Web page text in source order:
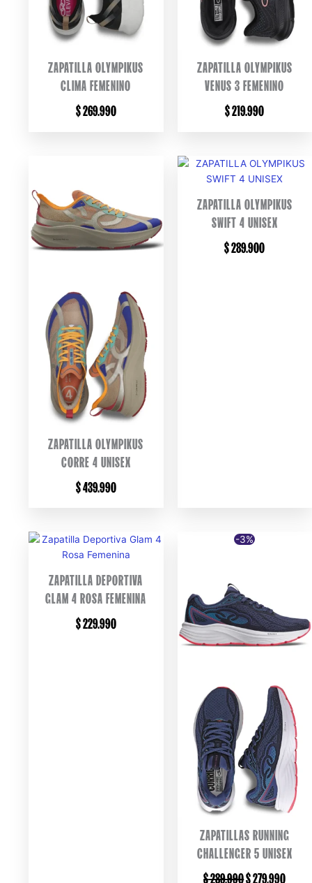
ZAPATILLA OLYMPIKUS
CLIMA FEMENINO
$269.990
ZAPATILLA OLYMPIKUS
VENUS 3 FEMENINO
$219.990
ZAPATILLA OLYMPIKUS
CORRE 4 UNISEX
$439.990
ZAPATILLA OLYMPIKUS
SWIFT 4 UNISEX
$289.900
ZAPATILLA DEPORTIVA
GLAM 4 ROSA FEMENINA
$229.990
-3%
ZAPATILLAS RUNNING
CHALLENGER 5 UNISEX
$289.990ORIGINAL
$279.990